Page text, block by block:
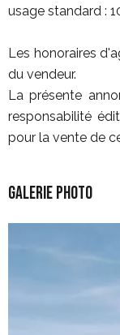
usage standard :
Les honoraires
du vendeur.
La présente
responsabilité
pour la vente de
Galerie photo